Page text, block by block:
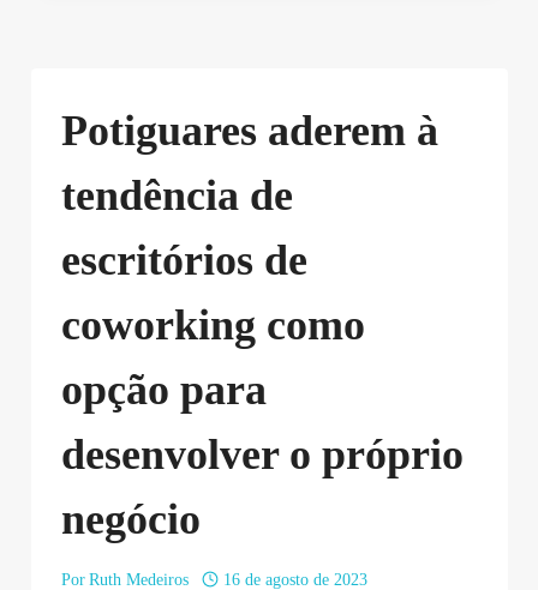
Potiguares aderem à
tendência de
escritórios de
coworking como
opção para
desenvolver o próprio
negócio
Por Ruth Medeiros
16 de agosto de 2023